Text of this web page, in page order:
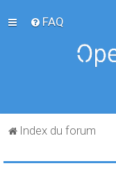
FAQ
Index du forum